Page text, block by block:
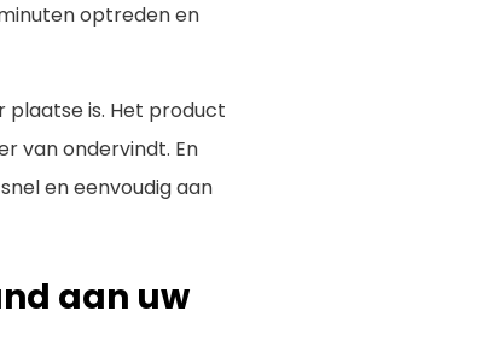
optreden en
plaatse is. Het product
van ondervindt. En
en eenvoudig aan
aan uw